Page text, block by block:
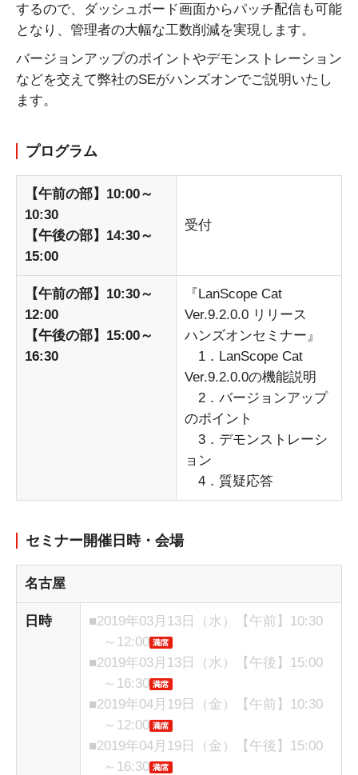
するので、ダッシュボード画面からパッチ配信も可能
となり、管理者の大幅な工数削減を実現します。
バージョンアップのポイントやデモンストレーション
などを交えて弊社のSEがハンズオンでご説明いたし
ます。
プログラム
【午前の部】10:00～
10:30
【午後の部】14:30～
15:00
受付
【午前の部】10:30～
12:00
【午後の部】15:00～
16:30
『LanScope Cat
Ver.9.2.0.0 リリース
ハンズオンセミナー』
1．LanScope Cat
Ver.9.2.0.0の機能説明
2．バージョンアップ
のポイント
3．デモンストレーシ
ョン
4．質疑応答
セミナー開催日時・会場
名古屋
日時
■2019年03月13日（水）【午前】10:30
～12:00
■2019年03月13日（水）【午後】15:00
～16:30
■2019年04月19日（金）【午前】10:30
～12:00
■2019年04月19日（金）【午後】15:00
～16:30